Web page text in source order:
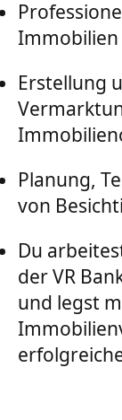
Immobilien
Erstellung
Planung,
von
Du
der VR
und legst